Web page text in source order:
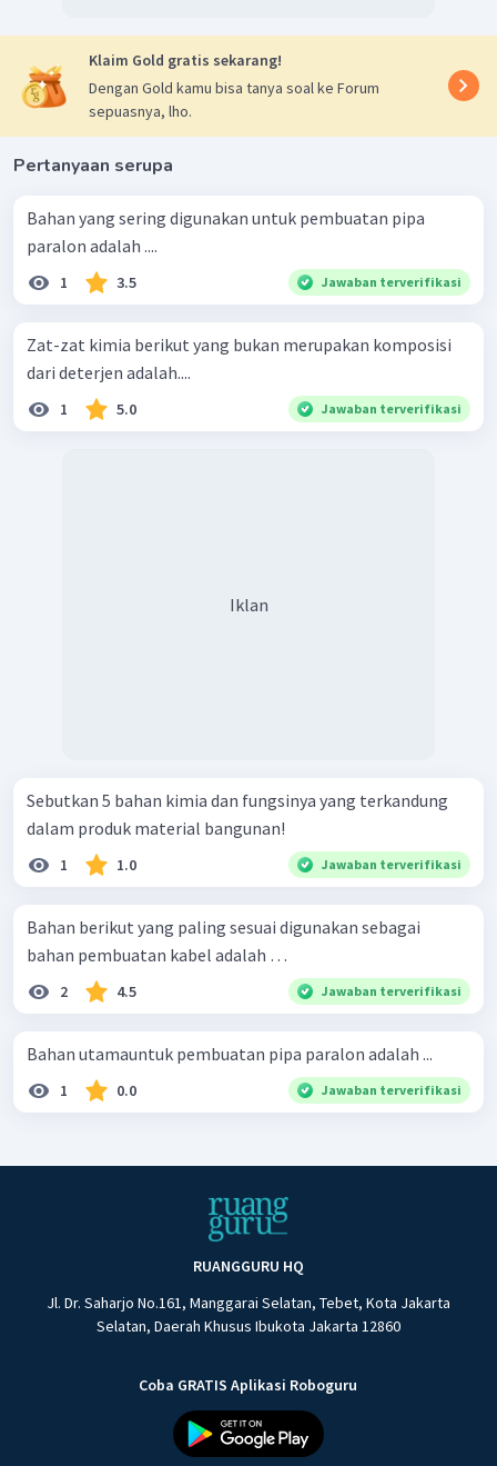
Klaim Gold gratis sekarang!
Dengan Gold kamu bisa tanya soal ke Forum
sepuasnya, lho.
Pertanyaan serupa
Bahan yang sering digunakan untuk pembuatan pipa
paralon adalah ....
1 3.5 Jawaban terverifikasi
Zat-zat kimia berikut yang bukan merupakan komposisi
dari deterjen adalah....
1 5.0 Jawaban terverifikasi
Iklan
Sebutkan 5 bahan kimia dan fungsinya yang terkandung
dalam produk material bangunan!
1 1.0 Jawaban terverifikasi
Bahan berikut yang paling sesuai digunakan sebagai
bahan pembuatan kabel adalah …
2 4.5 Jawaban terverifikasi
Bahan utamauntuk pembuatan pipa paralon adalah ...
1 0.0 Jawaban terverifikasi
RUANGGURU HQ
Jl. Dr. Saharjo No.161, Manggarai Selatan, Tebet, Kota Jakarta
Selatan, Daerah Khusus Ibukota Jakarta 12860
Coba GRATIS Aplikasi Roboguru